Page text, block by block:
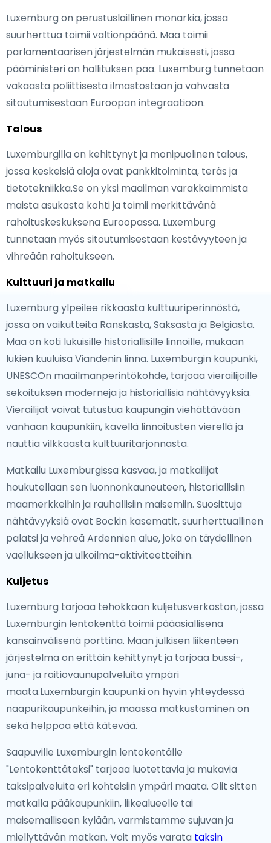
Luxemburg on perustuslaillinen monarkia, jossa
suurherttua toimii valtionpäänä. Maa toimii
parlamentaarisen järjestelmän mukaisesti, jossa
pääministeri on hallituksen pää. Luxemburg tunnetaan
vakaasta poliittisesta ilmastostaan ja vahvasta
sitoutumisestaan Euroopan integraatioon.
Talous
Luxemburgilla on kehittynyt ja monipuolinen talous,
jossa keskeisiä aloja ovat pankkitoiminta, teräs ja
tietotekniikka.Se on yksi maailman varakkaimmista
maista asukasta kohti ja toimii merkittävänä
rahoituskeskuksena Euroopassa. Luxemburg
tunnetaan myös sitoutumisestaan kestävyyteen ja
vihreään rahoitukseen.
Kulttuuri ja matkailu
Luxemburg ylpeilee rikkaasta kulttuuriperinnöstä,
jossa on vaikutteita Ranskasta, Saksasta ja Belgiasta.
Maa on koti lukuisille historiallisille linnoille, mukaan
lukien kuuluisa Viandenin linna. Luxemburgin kaupunki,
UNESCOn maailmanperintökohde, tarjoaa vierailijoille
sekoituksen moderneja ja historiallisia nähtävyyksiä.
Vierailijat voivat tutustua kaupungin viehättävään
vanhaan kaupunkiin, kävellä linnoitusten vierellä ja
nauttia vilkkaasta kulttuuritarjonnasta.
Matkailu Luxemburgissa kasvaa, ja matkailijat
houkutellaan sen luonnonkauneuteen, historiallisiin
maamerkkeihin ja rauhallisiin maisemiin. Suosittuja
nähtävyyksiä ovat Bockin kasematit, suurherttuallinen
palatsi ja vehreä Ardennien alue, joka on täydellinen
vaellukseen ja ulkoilma-aktiviteetteihin.
Kuljetus
Luxemburg tarjoaa tehokkaan kuljetusverkoston, jossa
Luxemburgin lentokenttä toimii pääasiallisena
kansainvälisenä porttina. Maan julkisen liikenteen
järjestelmä on erittäin kehittynyt ja tarjoaa bussi-,
juna- ja raitiovaunupalveluita ympäri
maata.Luxemburgin kaupunki on hyvin yhteydessä
naapurikaupunkeihin, ja maassa matkustaminen on
sekä helppoa että kätevää.
Saapuville Luxemburgin lentokentälle
"Lentokenttätaksi" tarjoaa luotettavia ja mukavia
taksipalveluita eri kohteisiin ympäri maata. Olit sitten
matkalla pääkaupunkiin, liikealueelle tai
maisemalliseen kylään, varmistamme sujuvan ja
miellyttävän matkan. Voit myös varata taksin